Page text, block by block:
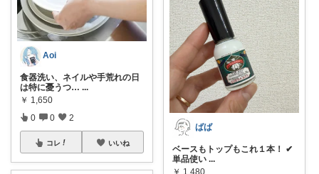
Aoi
食器洗い、ネイルや手荒れの日
は特に憂うつ… ...
￥ 1,650
0 0 2
コレ いいね
ばば
ベースもトップもこれ１本！ ✔︎
単品使い ...